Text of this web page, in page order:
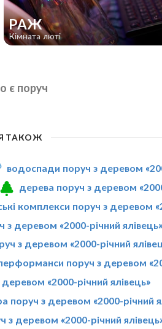
РАЖ
Кімната люті
є поруч
ТАКОЖ
водоспади поруч з деревом
дерева поруч з деревом
комплекси поруч з деревом
з деревом «2000-річний ялівець»
з деревом «2000-річний
поруч з деревом
«2000-річний ялівець»
поруч з деревом «2000-річний
з деревом «2000-річний